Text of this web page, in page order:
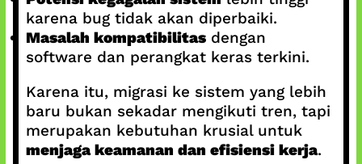
karena bug tidak akan diperbaiki.
Masalah kompatibilitasdengan
software dan perangkat keras terkini.
Karena itu, migrasi ke sistem yang lebih
baru bukan sekadar mengikuti tren, tapi
merupakan kebutuhan krusial untuk
menjaga keamanan dan efisiensi kerja.